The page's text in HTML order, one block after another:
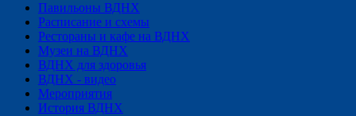
Павильоны ВДНХ
Расписание и схемы
Рестораны и кафе на ВДНХ
Музеи на ВДНХ
ВДНХ для здоровья
ВДНХ - видео
Мероприятия
История ВДНХ